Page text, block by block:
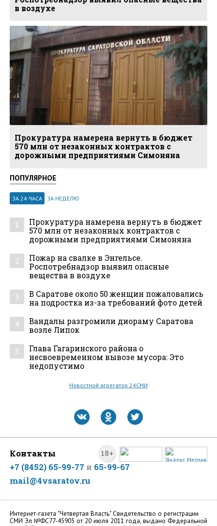
в воздухе
Прокуратура намерена вернуть в бюджет
570 млн от незаконных контрактов с
дорожными предприятиями Симоняна
ПОПУЛЯРНОЕ
ЗА 24 ЧАСА ЗА НЕДЕЛЮ
1
Прокуратура намерена вернуть в бюджет
570 млн от незаконных контрактов с
дорожными предприятиями Симоняна
2
Пожар на свалке в Энгельсе.
Роспотребнадзор выявил опасные
вещества в воздухе
3
В Саратове около 50 женщин пожаловались
на подростка из-за требований фото детей
4
Вандалы разгромили диораму Саратова
возле Липок
5
Глава Гагаринского района о
несвоевременном вывозе мусора: Это
недопустимо
Новостной агрегатор 24СМИ
18+
Контакты
+7 (8452) 65-99-77 и 65-99-67
mail@4vsaratov.ru
Интернет-газета "Четвертая Власть" Cвидетельство о регистрации
СМИ Эл №ФС77-45905 от 20 июля 2011 года, выдано Федеральной